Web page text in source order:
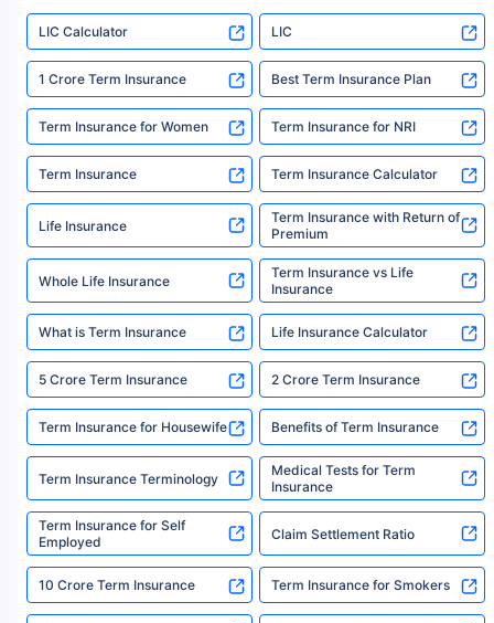
Market Linked Plan
SIIP (Plan no. 752)
Invest
₹20K /month
For 15 Years
You Get
Market Linked
₹96.9 L
In 15th Year
++
13.5%
RSI *
New Pension Market Linked Plan
New Pension Plus (Plan no.
867)
Get Details
Invest
₹20K /month
*
11.3%
Total Corpus
₹ 81 L
₹48.6 L TAX
FREE
Paid At The Age
49
₹32.4 L
Invested In
Annuity
Plans
i
New Pension Market Linked Plan
New Pension Plus (Plan no.
867)
Get Details
LIC Calculator LIC
1 Crore Term Insurance Best Term Insurance Plan
Term Insurance for Women Term Insurance for NRI
Term Insurance Term Insurance Calculator
Life Insurance
Term Insurance with Return of
Premium
Whole Life Insurance
Term Insurance vs Life
Insurance
What is Term Insurance Life Insurance Calculator
5 Crore Term Insurance 2 Crore Term Insurance
Term Insurance for Housewife Benefits of Term Insurance
Term Insurance Terminology
Medical Tests for Term
Insurance
Term Insurance for Self
Employed
Claim Settlement Ratio
10 Crore Term Insurance Term Insurance for Smokers